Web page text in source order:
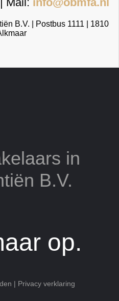
B.V. | Postbus 1111 | 1810
in
B.V.
op.
| Privacy verklaring